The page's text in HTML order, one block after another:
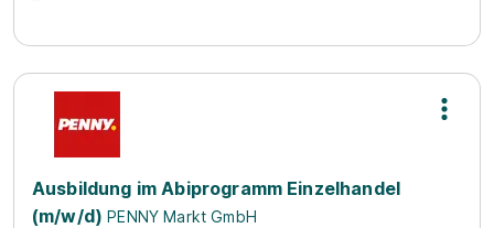
Ausbildung im Abiprogramm Einzelhandel
(m/w/d) PENNY Markt GmbH